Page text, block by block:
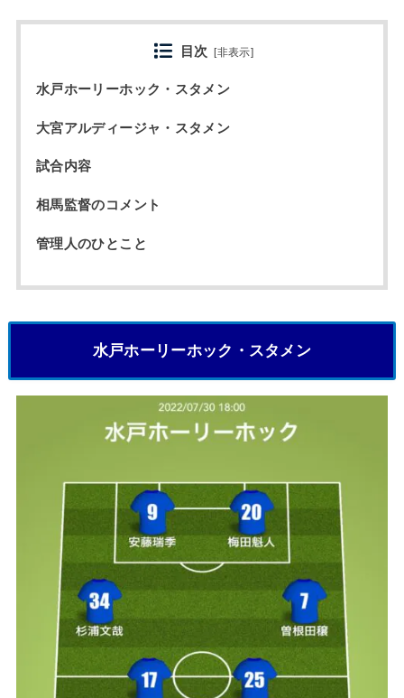
目次 [非表示]
水戸ホーリーホック・スタメン
大宮アルディージャ・スタメン
試合内容
相馬監督のコメント
管理人のひとこと
水戸ホーリーホック・スタメン